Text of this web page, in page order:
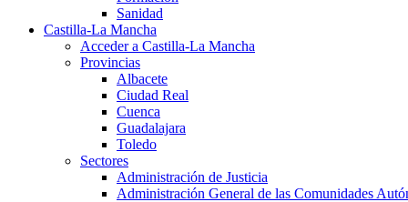
Sanidad
Castilla-La Mancha
Acceder a Castilla-La Mancha
Provincias
Albacete
Ciudad Real
Cuenca
Guadalajara
Toledo
Sectores
Administración de Justicia
Administración General de las Comunidades